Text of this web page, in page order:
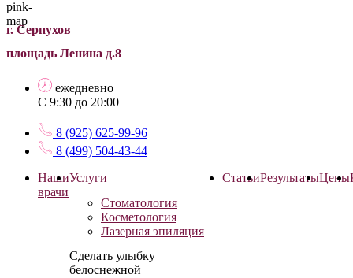
г. Серпухов
площадь Ленина д.8
ежедневно
С 9:30 до 20:00
8 (925) 625-99-96
8 (499) 504-43-44
Наши
врачи
Услуги
Стоматология
Косметология
Лазерная эпиляция
Сделать улыбку
белоснежной
СтатьиРезультатыЦены